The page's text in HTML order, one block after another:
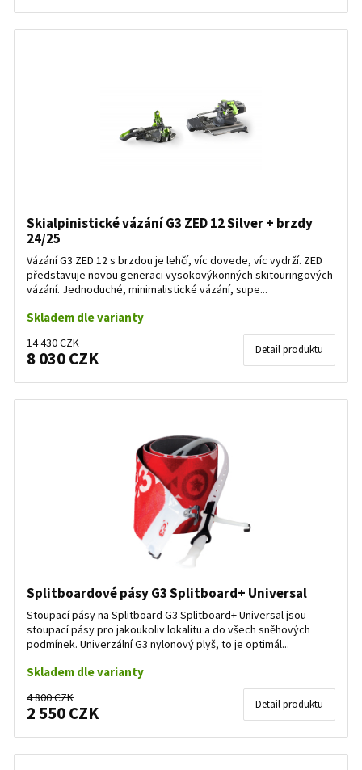
Skialpinistické vázání G3 ZED 12 Silver + brzdy
24/25
Vázání G3 ZED 12 s brzdou je lehčí, víc dovede, víc vydrží. ZED
představuje novou generaci vysokovýkonných skitouringových
vázání. Jednoduché, minimalistické vázání, supe...
Skladem dle varianty
14 430 CZK
8 030 CZK Detail produktu
Splitboardové pásy G3 Splitboard+ Universal
Stoupací pásy na Splitboard G3 Splitboard+ Universal jsou
stoupací pásy pro jakoukoliv lokalitu a do všech sněhových
podmínek. Univerzální G3 nylonový plyš, to je optimál...
Skladem dle varianty
4 800 CZK
2 550 CZK Detail produktu